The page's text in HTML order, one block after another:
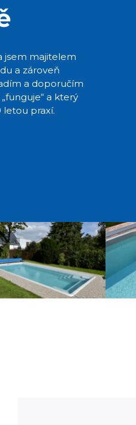
jsem majitelem
a zároveň
a doporučím
a který
letou praxí.